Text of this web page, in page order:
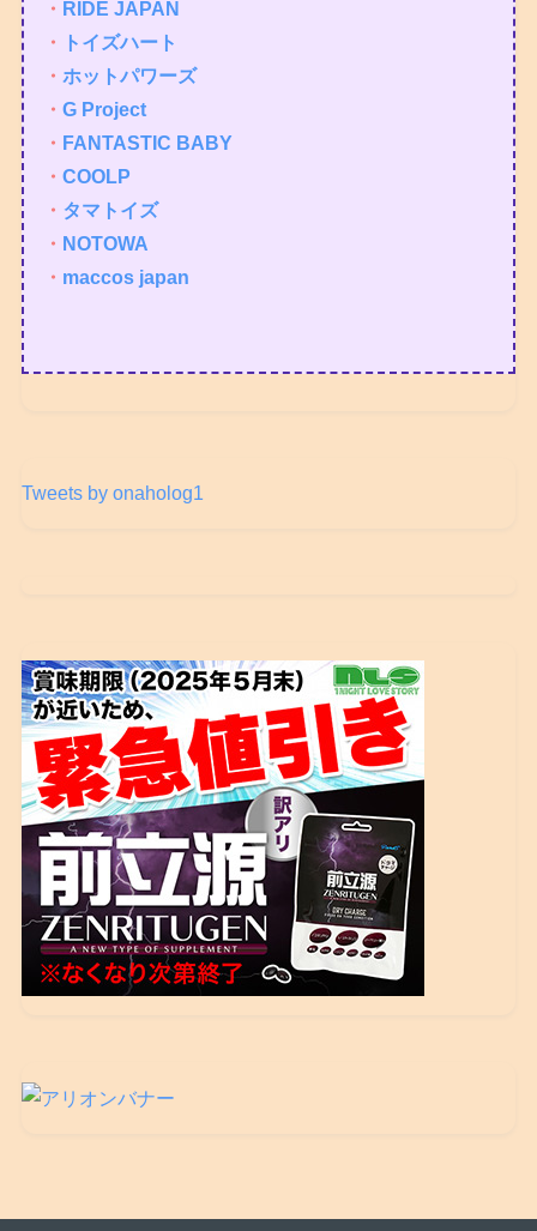
・ RIDE JAPAN
・
トイズハート
・ ホットパワーズ
・ G Project
・ FANTASTIC BABY
・ COOLP
・ タマトイズ
・ NOTOWA
・ maccos japan
Tweets by onaholog1